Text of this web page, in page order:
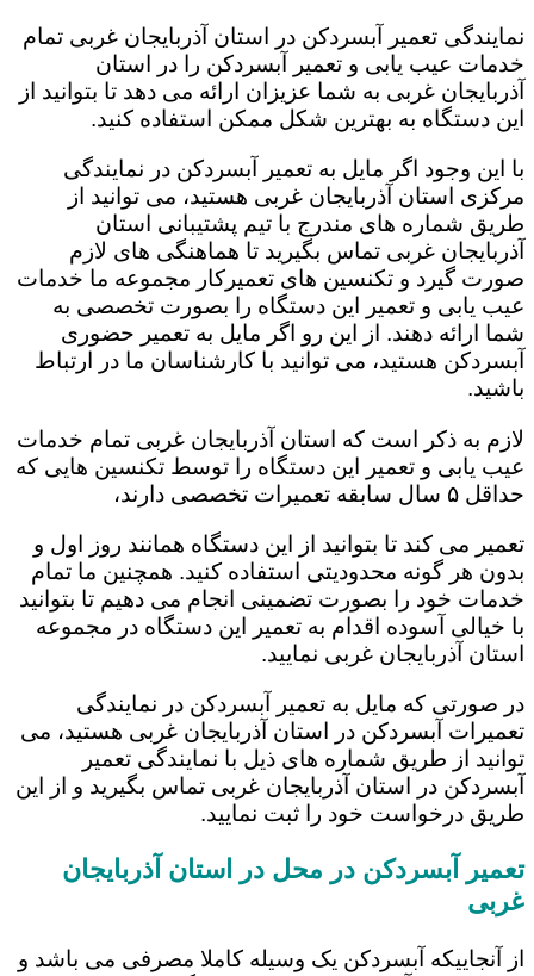
نمایندگی تعمیر آبسردکن در استان آذربایجان غربی تمام
خدمات عیب یابی و تعمیر آبسردکن را در استان
آذربایجان غربی به شما عزیزان ارائه می دهد تا بتوانید از
این دستگاه به بهترین شکل ممکن استفاده کنید.
با این وجود اگر مایل به تعمیر آبسردکن در نمایندگی
مرکزی استان آذربایجان غربی هستید، می توانید از
طریق شماره های مندرج با تیم پشتیبانی استان
آذربایجان غربی تماس بگیرید تا هماهنگی های لازم
صورت گیرد و تکنسین های تعمیرکار مجموعه ما خدمات
عیب یابی و تعمیر این دستگاه را بصورت تخصصی به
شما ارائه دهند. از این رو اگر مایل به تعمیر حضوری
آبسردکن هستید، می توانید با کارشناسان ما در ارتباط
باشید.
لازم به ذکر است که استان آذربایجان غربی تمام خدمات
عیب یابی و تعمیر این دستگاه را توسط تکنسین هایی که
حداقل ۵ سال سابقه تعمیرات تخصصی دارند،
تعمیر می کند تا بتوانید از این دستگاه همانند روز اول و
بدون هر گونه محدودیتی استفاده کنید. همچنین ما تمام
خدمات خود را بصورت تضمینی انجام می دهیم تا بتوانید
با خیالی آسوده اقدام به تعمیر این دستگاه در مجموعه
استان آذربایجان غربی نمایید.
در صورتی که مایل به تعمیر آبسردکن در نمایندگی
تعمیرات آبسردکن در استان آذربایجان غربی هستید، می
توانید از طریق شماره های ذیل با نمایندگی تعمیر
آبسردکن در استان آذربایجان غربی تماس بگیرید و از این
طریق درخواست خود را ثبت نمایید.
تعمیر آبسردکن در محل در استان آذربایجان
غربی
از آنجاییکه آبسردکن یک وسیله کاملا مصرفی می باشد و